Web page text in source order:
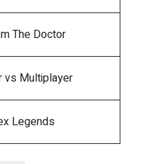
The Doctor
vs Multiplayer
Legends